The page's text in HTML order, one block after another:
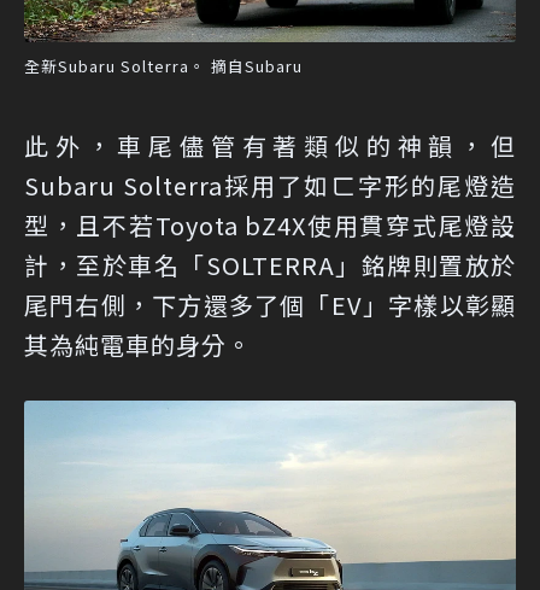
全新Subaru Solterra。 摘自Subaru
此外，車尾儘管有著類似的神韻，但
Subaru Solterra採用了如ㄈ字形的尾燈造
型，且不若Toyota bZ4X使用貫穿式尾燈設
計，至於車名「SOLTERRA」銘牌則置放於
尾門右側，下方還多了個「EV」字樣以彰顯
其為純電車的身分。